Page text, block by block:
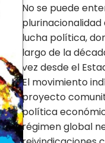
No se puede
lucha política,
largo de la
vez desde el
El movimiento
proyecto
política
régimen global